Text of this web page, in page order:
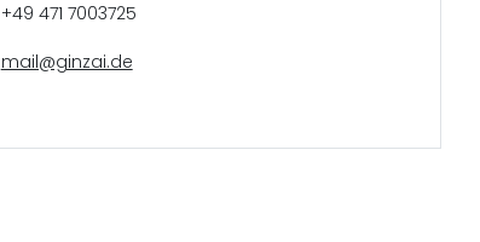
+49 471 7003725
mail@ginzai.de